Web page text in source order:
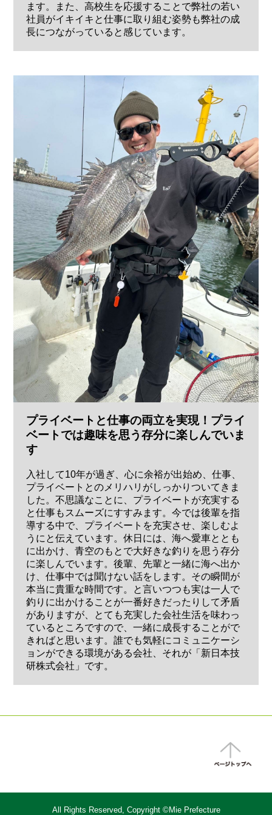
ます。また、高校生を応援することで弊社の若い
社員がイキイキと仕事に取り組む姿勢も弊社の成
長につながっていると感じています。
プライベートと仕事の両立を実現！プライ
ベートでは趣味を思う存分に楽しんでいま
す
入社して10年が過ぎ、心に余裕が出始め、仕事、
プライベートとのメリハリがしっかりついてきま
した。不思議なことに、プライベートが充実する
と仕事もスムーズにすすみます。今では後輩を指
導する中で、プライベートを充実させ、楽しむよ
うにと伝えています。休日には、海へ愛車ととも
に出かけ、青空のもとで大好きな釣りを思う存分
に楽しんでいます。後輩、先輩と一緒に海へ出か
け、仕事中では聞けない話をします。その瞬間が
本当に貴重な時間です。と言いつつも実は一人で
釣りに出かけることが一番好きだったりして矛盾
がありますが、とても充実した会社生活を味わっ
ているところですので、一緒に成長することがで
きればと思います。誰でも気軽にコミュニケーシ
ョンができる環境がある会社、それが「新日本技
研株式会社」です。
All Rights Reserved, Copyright ©Mie Prefecture